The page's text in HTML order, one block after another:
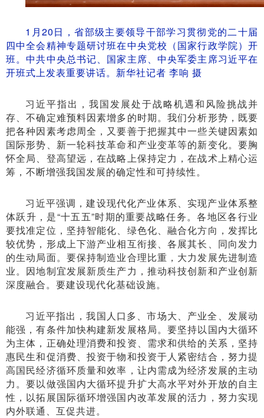
1月20日，省部级主要领导干部学习贯彻党的二十届
四中全会精神专题研讨班在中央党校（国家行政学院）开
班。中共中央总书记、国家主席、中央军委主席习近平在
开班式上发表重要讲话。新华社记者 李响 摄
习近平指出，我国发展处于战略机遇和风险挑战并
存、不确定难预料因素增多的时期。我们分析形势，既要
把各种因素考虑周全，又要善于把握其中一些关键因素如
国际形势、新一轮科技革命和产业变革等的新变化。要胸
怀全局、登高望远，在战略上保持定力，在战术上精心运
筹，不断增强我国发展的确定性和可持续性。
习近平强调，建设现代化产业体系、实现产业体系整
体跃升，是“十五五”时期的重要战略任务。各地区各行业
要找准定位，坚持智能化、绿色化、融合化方向，发挥比
较优势，形成上下游产业相互衔接、各展其长、同向发力
的生动局面。要保持制造业合理比重，大力发展先进制造
业。因地制宜发展新质生产力，推动科技创新和产业创新
深度融合。要建设现代化基础设施。
习近平指出，我国人口多、市场大、产业全、发展动
能强，有条件加快构建新发展格局。要坚持以国内大循环
为主体，正确处理消费和投资、需求和供给的关系，坚持
惠民生和促消费、投资于物和投资于人紧密结合，努力提
高国民经济循环质量和效率，让内需成为经济发展的主动
力。要以做强国内大循环提升扩大高水平对外开放的自主
性，以拓展国际循环增强国内改革发展的活力，努力实现
内外联通、互促共进。